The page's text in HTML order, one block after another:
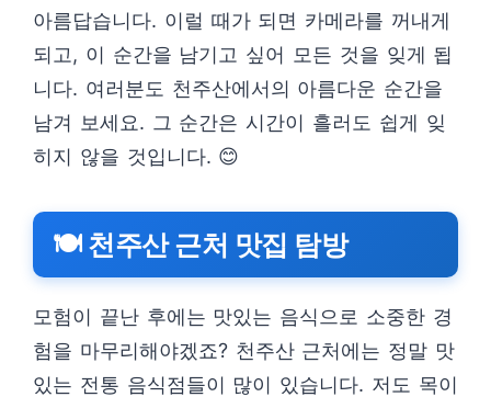
아름답습니다. 이럴 때가 되면 카메라를 꺼내게
되고, 이 순간을 남기고 싶어 모든 것을 잊게 됩
니다. 여러분도 천주산에서의 아름다운 순간을
남겨 보세요. 그 순간은 시간이 흘러도 쉽게 잊
히지 않을 것입니다. 😊
🍽️ 천주산 근처 맛집 탐방
모험이 끝난 후에는 맛있는 음식으로 소중한 경
험을 마무리해야겠죠? 천주산 근처에는 정말 맛
있는 전통 음식점들이 많이 있습니다. 저도 목이